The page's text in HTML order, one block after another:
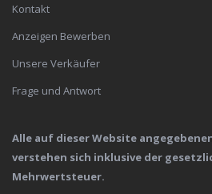
Kontakt
Anzeigen Bewerben
Unsere Verkäufer
Frage und Antwort
Alle auf dieser Website
verstehen sich inklusive der
Mehrwertsteuer.